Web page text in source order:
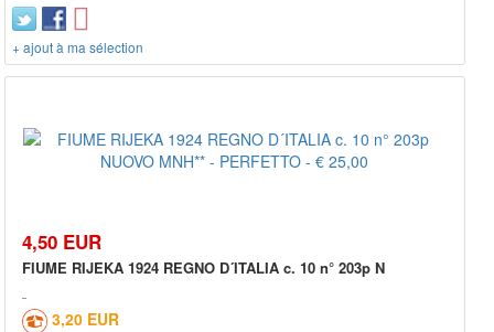
+ ajout à ma sélection
4,50 EUR
FIUME RIJEKA 1924 REGNO D´ITALIA c. 10 n° 203p N
3,20 EUR